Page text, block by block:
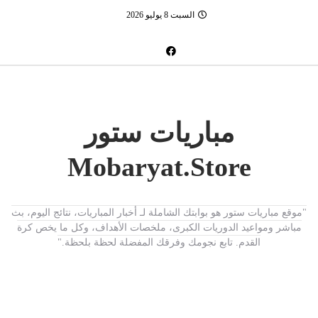
السبت 8 يوليو 2026
مباريات ستور
Mobaryat.Store
"موقع مباريات ستور هو بوابتك الشاملة لـ أخبار المباريات، نتائج اليوم، بث
مباشر ومواعيد الدوريات الكبرى، ملخصات الأهداف، وكل ما يخص كرة
القدم. تابع نجومك وفرقك المفضلة لحظة بلحظة."